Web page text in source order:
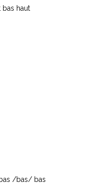
bas haut
/bas/ bas